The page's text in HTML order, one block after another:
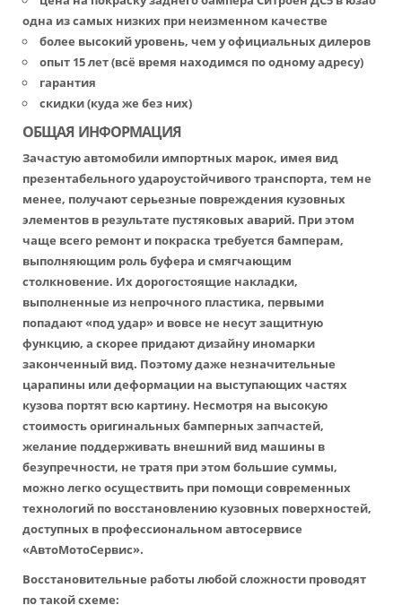
одна из самых низких при неизменном качестве
более высокий уровень, чем у официальных дилеров
опыт 15 лет (всё время находимся по одному адресу)
гарантия
скидки (куда же без них)
ОБЩАЯ ИНФОРМАЦИЯ
Зачастую автомобили импортных марок, имея вид
презентабельного удароустойчивого транспорта, тем не
менее, получают серьезные повреждения кузовных
элементов в результате пустяковых аварий. При этом
чаще всего ремонт и покраска требуется бамперам,
выполняющим роль буфера и смягчающим
столкновение. Их дорогостоящие накладки,
выполненные из непрочного пластика, первыми
попадают «под удар» и вовсе не несут защитную
функцию, а скорее придают дизайну иномарки
законченный вид. Поэтому даже незначительные
царапины или деформации на выступающих частях
кузова портят всю картину. Несмотря на высокую
стоимость оригинальных бамперных запчастей,
желание поддерживать внешний вид машины в
безупречности, не тратя при этом большие суммы,
можно легко осуществить при помощи современных
технологий по восстановлению кузовных поверхностей,
доступных в профессиональном автосервисе
«АвтоМотоСервис».
Восстановительные работы любой сложности проводят
по такой схеме: